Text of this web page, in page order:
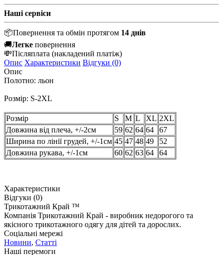
Наші сервіси
📦Повернення та обмін протягом 14 днів
🚚Легке повернення
💸Післяплата (накладений платіж)
Опис Характеристики Відгуки (0)
Опис
Полотно: льон
Розмір: S-2XL
Розмір S М L XL 2XL
Довжина від плеча, +/-2см
59 62 64 64
67
Ширина по лінії грудей, +/-1см 45 47 48 49
52
Довжина рукава, +/-1см
60 62 63 64 64
Характеристики
Відгуки (0)
Трикотажний Край ™
Компанія Трикотажний Край - виробник недорогого та
якісного трикотажного одягу для дітей та дорослих.
Соціальні мережі
Новини, Статті
Наші перемоги